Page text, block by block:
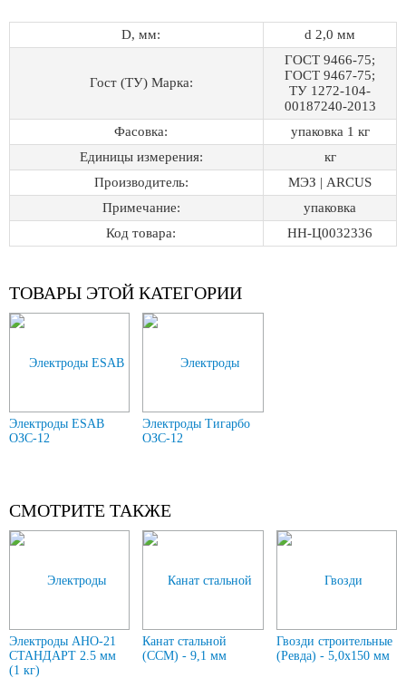
D, мм: d 2,0 мм
Гост (ТУ) Марка:
ГОСТ 9466-75;
ГОСТ 9467-75;
ТУ 1272-104-
00187240-2013
Фасовка:
упаковка 1 кг
Единицы измерения:
кг
Производитель:
МЭЗ | ARCUS
Примечание:
упаковка
Код товара:
НН-Ц0032336
ТОВАРЫ ЭТОЙ КАТЕГОРИИ
Электроды ESAB
ОЗС-12
Электроды Тигарбо
ОЗС-12
СМОТРИТЕ ТАКЖЕ
Электроды АНО-21
СТАНДАРТ 2.5 мм
(1 кг)
Канат стальной
(ССМ) - 9,1 мм
Гвозди строительные
(Ревда) - 5,0х150 мм